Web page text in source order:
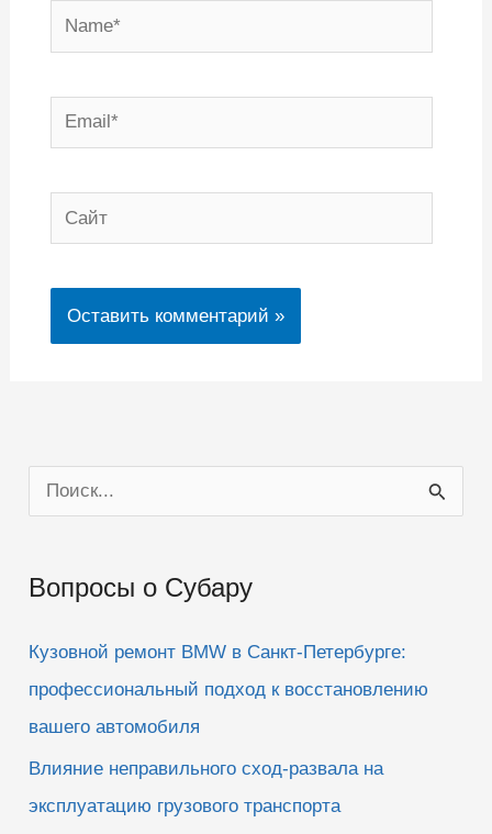
Name*
Email*
Сайт
о
с
Вопросы о Субару
Кузовной ремонт BMW в Санкт-Петербурге:
профессиональный подход к восстановлению
вашего автомобиля
Влияние неправильного сход-развала на
эксплуатацию грузового транспорта